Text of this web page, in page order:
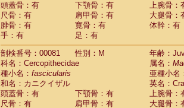
CercopithecidaeTrachypithecus
CercopithecidaeColobinae spp.(0)
CercopithecidaePresbytesinaespp.(0)
CercopithecidaeCercopithecidae
HylobatidaeHoolock hoolock(0)
HylobatidaeHylobates agilis
HylobatidaeHylobates klossii (0)
Hylobatidae
HylobatidaeHylobates moloch(0)
Hylobatidae Hylobates muelleri(0)
頭蓋骨：有
下顎骨：有
上腕骨：
尺骨：有
肩甲骨：有
大腿骨：
腓骨：有
寛骨：有
体幹：有
手：有
足：有
剖検番号：00081
性別：M
年齢：
科名：Cercopithecidae
属名：
種小名： fascicularis
亜種小名
和名：カニクイザル
英名：
頭蓋骨：有
下顎骨：有
上腕骨：
尺骨：有
肩甲骨：有
大腿骨：